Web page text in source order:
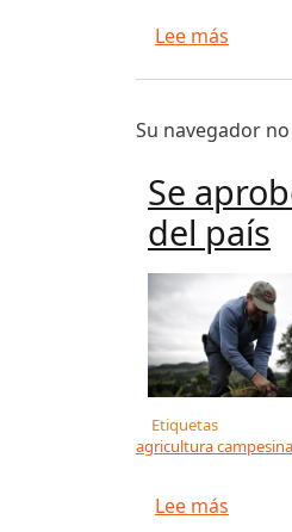
Lee más
Su navegador
Se
del país
Etiquetas
agricultura campesina
Lee más